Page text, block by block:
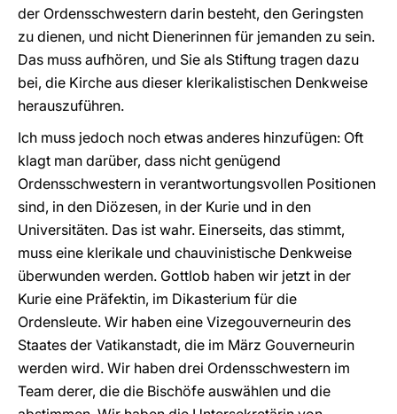
der Ordensschwestern darin besteht, den Geringsten
zu dienen, und nicht Dienerinnen für jemanden zu sein.
Das muss aufhören, und Sie als Stiftung tragen dazu
bei, die Kirche aus dieser klerikalistischen Denkweise
herauszuführen.
Ich muss jedoch noch etwas anderes hinzufügen: Oft
klagt man darüber, dass nicht genügend
Ordensschwestern in verantwortungsvollen Positionen
sind, in den Diözesen, in der Kurie und in den
Universitäten. Das ist wahr. Einerseits, das stimmt,
muss eine klerikale und chauvinistische Denkweise
überwunden werden. Gottlob haben wir jetzt in der
Kurie eine Präfektin, im Dikasterium für die
Ordensleute. Wir haben eine Vizegouverneurin des
Staates der Vatikanstadt, die im März Gouverneurin
werden wird. Wir haben drei Ordensschwestern im
Team derer, die die Bischöfe auswählen und die